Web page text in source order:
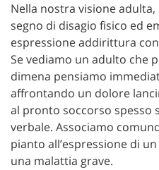
Nella nostra visione
segno di disagio fisico ed
espressione addirittura
Se vediamo un adulto che
dimena pensiamo
affrontando un dolore
al pronto soccorso spesso
verbale. Associamo
pianto all’espressione di
una malattia grave.